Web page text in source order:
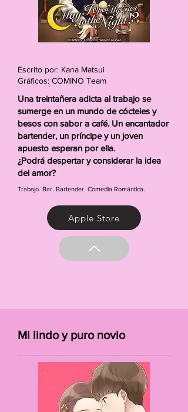
Escrito por: Kana Matsui
Gráficos: COMINO Team
Una treintañera adicta al trabajo se
sumerge en un mundo de cócteles y
besos con sabor a café. Un encantador
bartender, un príncipe y un joven
apuesto esperan por ella.
¿Podrá despertar y considerar la idea
del amor?
Trabajo. Bar. Bartender. Comedia Romántica.
Apple Store
Mi lindo y puro novio